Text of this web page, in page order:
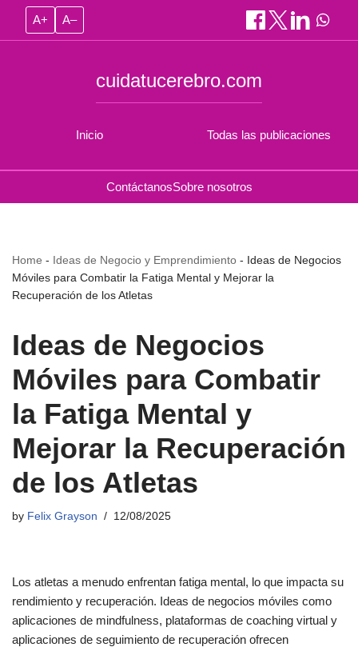
A+ A–
Inicio
cuidatucerebro.com
Todas las publicaciones
ContáctanosSobre nosotros
Home - Ideas de Negocio y Emprendimiento - Ideas de Negocios
Móviles para Combatir la Fatiga Mental y Mejorar la
Recuperación de los Atletas
Ideas de Negocios
Móviles para Combatir
la Fatiga Mental y
Mejorar la Recuperación
de los Atletas
by Felix Grayson 12/08/2025
Los atletas a menudo enfrentan fatiga mental, lo que impacta su
rendimiento y recuperación. Ideas de negocios móviles como
aplicaciones de mindfulness, plataformas de coaching virtual y
aplicaciones de seguimiento de recuperación ofrecen